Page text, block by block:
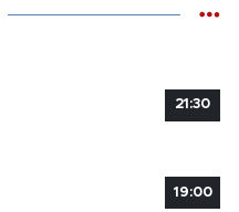
21:30
19:00